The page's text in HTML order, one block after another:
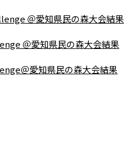
＠愛知県民の森大会結果
＠愛知県民の森大会結果
＠愛知県民の森大会結果